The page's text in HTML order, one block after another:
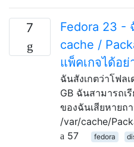
7
Fedora 23 -
cache /
แพ็คเกจได้อ
ฉันสังเกตว่าโฟล
GB ฉันสามารถเ
ของฉันเสียหายถ
/var/cache/
57
fedora